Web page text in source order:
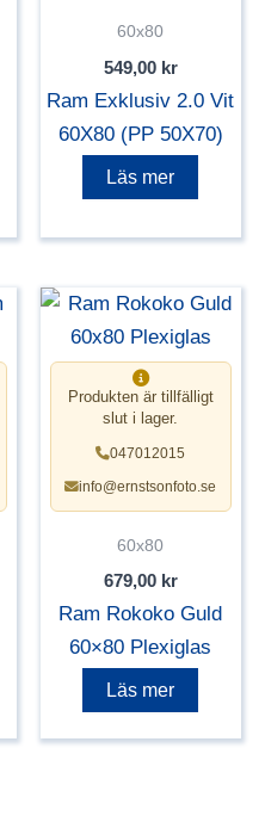
60x80
549,00 kr
Ram Exklusiv 2.0 Vit
60X80 (PP 50X70)
Läs mer
Produkten är tillfälligt
slut i lager.
047012015
info@ernstsonfoto.se
60x80
679,00 kr
Ram Rokoko Guld
60×80 Plexiglas
Läs mer